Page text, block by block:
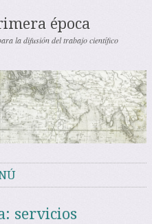
época
la difusión del trabajo científico
servicios